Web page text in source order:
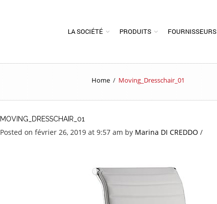
LA SOCIÉTÉ PRODUITS FOURNISSEURS
Home / Moving_Dresschair_01
MOVING_DRESSCHAIR_01
Posted on février 26, 2019 at 9:57 am by Marina DI CREDDO /